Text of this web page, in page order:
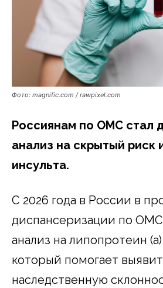
Фото: magnific.com / rawpixel.com
Россиянам по ОМС стал
анализ на скрытый риск
инсульта.
С 2026 года в России в
диспансеризации по
анализ на липопротеин
который помогает
наследственную